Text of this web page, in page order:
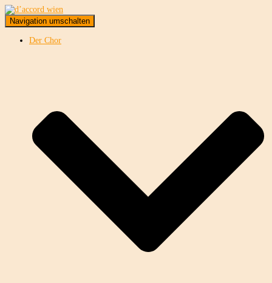
Navigation umschalten
Der Chor